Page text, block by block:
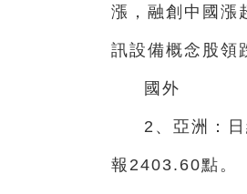
漲，融創中國漲
訊設備概念股領
國外
2、亞洲：
報2403.60點。